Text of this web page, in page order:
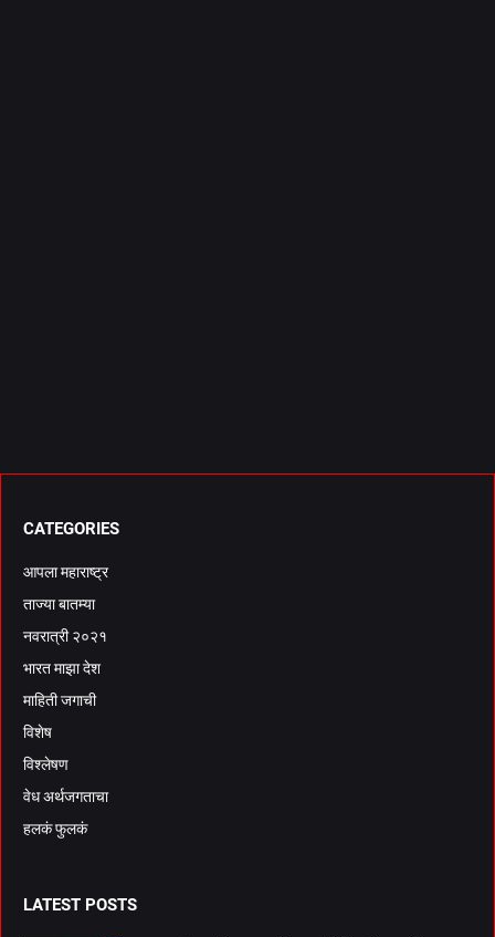
CATEGORIES
आपला महाराष्ट्र
ताज्या बातम्या
नवरात्री २०२१
भारत माझा देश
माहिती जगाची
विशेष
विश्लेषण
वेध अर्थजगताचा
हलकं फुलकं
LATEST POSTS